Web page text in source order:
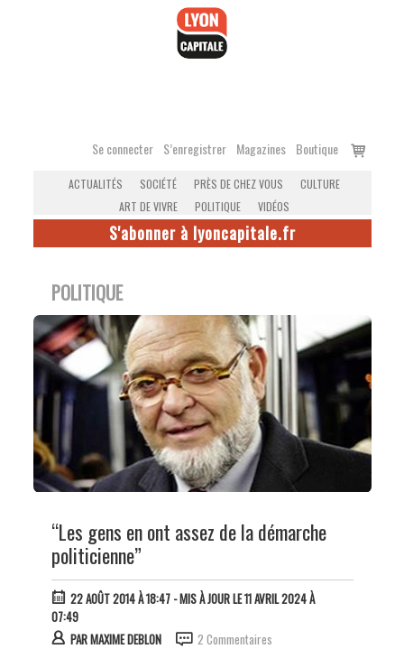
Se connecter S’enregistrer Magazines Boutique
Voir
ACTUALITÉS SOCIÉTÉ PRÈS DE CHEZ VOUS
CULTURE
ART DE VIVRE
POLITIQUE VIDÉOS
S'abonner à lyoncapitale.fr
POLITIQUE
“Les gens en ont assez de la démarche
politicienne”
22 AOÛT 2014 À 18:47- MIS À JOUR LE 11 AVRIL 2024 À
07:49
PARMAXIME DEBLON 2 Commentaires